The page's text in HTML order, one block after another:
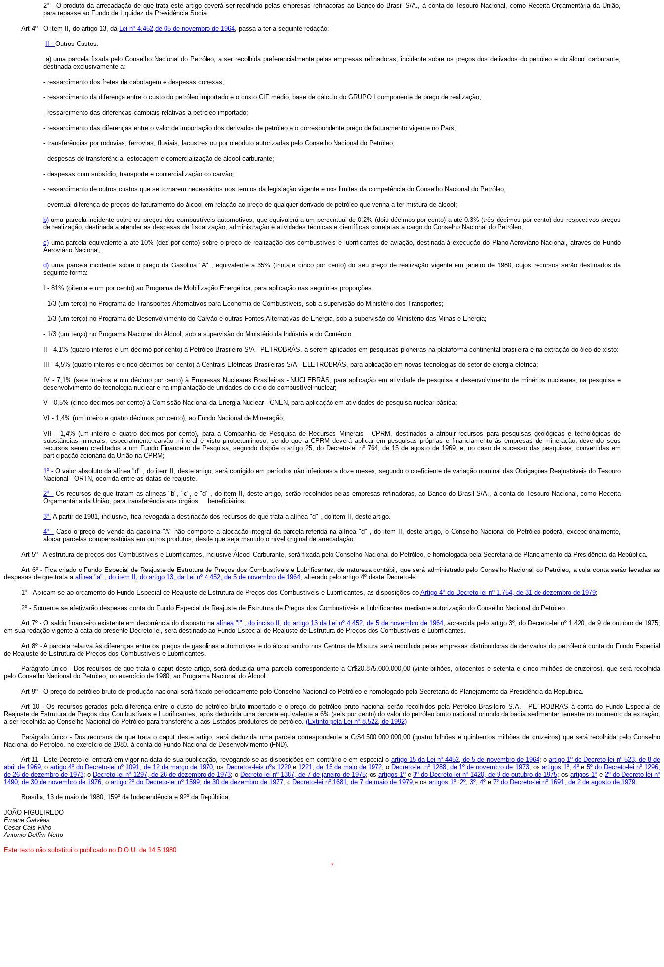
2º - O produto da arrecadação de que trata este artigo deverá ser recolhido pelas empresas refinadoras ao Banco do Brasil S/A., à conta do Tesouro Nacional, como Receita Orçamentária da União,
para repasse ao Fundo de Liquidez da Previdência Social.
Art 4º - O item II, do artigo 13, da Lei nº 4.452,de 05 de novembro de 1964 , passa a ter a seguinte redação:
II - Outros Custos:
a) uma parcela fixada pelo Conselho Nacional do Petróleo, a ser recolhida preferencialmente pelas empresas refinadoras, incidente sobre os preços dos derivados do petróleo e do álcool carburante,
destinada exclusivamente a:
- ressarcimento dos fretes de cabotagem e despesas conexas;
- ressarcimento da diferença entre o custo do petróleo importado e o custo CIF médio, base de cálculo do GRUPO I componente de preço de realização;
- ressarcimento das diferenças cambiais relativas a petróleo importado;
- ressarcimento das diferenças entre o valor de importação dos derivados de petróleo e o correspondente preço de faturamento vigente no País;
- transferências por rodovias, ferrovias, fluviais, lacustres ou por oleoduto autorizadas pelo Conselho Nacional do Petróleo;
- despesas de transferência, estocagem e comercialização de álcool carburante;
- despesas com subsídio, transporte e comercialização do carvão;
- ressarcimento de outros custos que se tornarem necessários nos termos da legislação vigente e nos limites da competência do Conselho Nacional do Petróleo;
- eventual diferença de preços de faturamento do álcool em relação ao preço de qualquer derivado de petróleo que venha a ter mistura de álcool;
b) uma parcela incidente sobre os preços dos combustíveis automotivos, que equivalerá a um percentual de 0,2% (dois décimos por cento) a até 0.3% (três décimos por cento) dos respectivos preços
de realização, destinada a atender as despesas de fiscalização, administração e atividades técnicas e científicas correlatas a cargo do Conselho Nacional do Petróleo;
c) uma parcela equivalente a até 10% (dez por cento) sobre o preço de realização dos combustíveis e lubrificantes de aviação, destinada à execução do Plano Aeroviário Nacional, através do Fundo
Aeroviário Nacional;
d) uma parcela incidente sobre o preço da Gasolina "A" , equivalente a 35% (trinta e cinco por cento) do seu preço de realização vigente em janeiro de 1980, cujos recursos serão destinados da
seguinte forma:
I - 81% (oitenta e um por cento) ao Programa de Mobilização Energética, para aplicação nas seguintes proporções:
- 1/3 (um terço) no Programa de Transportes Alternativos para Economia de Combustíveis, sob a supervisão do Ministério dos Transportes;
- 1/3 (um terço) no Programa de Desenvolvimento do Carvão e outras Fontes Alternativas de Energia, sob a supervisão do Ministério das Minas e Energia;
- 1/3 (um terço) no Programa Nacional do Álcool, sob a supervisão do Ministério da lndústria e do Comércio.
II - 4,1% (quatro inteiros e um décimo por cento) à Petróleo Brasileiro S/A - PETROBRÁS, a serem aplicados em pesquisas pioneiras na plataforma continental brasileira e na extração do óleo de xisto;
III - 4,5% (quatro inteiros e cinco décimos por cento) à Centrais Elétricas Brasileiras S/A - ELETROBRÁS, para aplicação em novas tecnologias do setor de energia elétrica;
IV - 7,1% (sete inteiros e um décimo por cento) à Empresas Nucleares Brasileiras - NUCLEBRÁS, para aplicação em atividade de pesquisa e desenvolvimento de minérios nucleares, na pesquisa e
desenvolvimento de tecnologia nuclear e na implantação de unidades do ciclo do combustível nuclear;
V - 0,5% (cinco décimos por cento) à Comissão Nacional da Energia Nuclear - CNEN, para aplicação em atividades de pesquisa nuclear básica;
VI - 1,4% (um inteiro e quatro décimos por cento), ao Fundo Nacional de Mineração;
VII - 1,4% (um inteiro e quatro décimos por cento), para a Companhia de Pesquisa de Recursos Minerais - CPRM, destinados a atribuir recursos para pesquisas geológicas e tecnológicas de
substâncias minerais, especialmente carvão mineral e xisto pirobetuminoso, sendo que a CPRM deverá aplicar em pesquisas próprias e financiamento às empresas de mineração, devendo seus
recursos serem creditados a um Fundo Financeiro de Pesquisa, segundo dispõe o artigo 25, do Decreto-lei nº 764, de 15 de agosto de 1969, e, no caso de sucesso das pesquisas, convertidas em
participação acionária da União na CPRM;
1º - O valor absoluto da alínea "d" , do item II, deste artigo, será corrigido em períodos não inferiores a doze meses, segundo o coeficiente de variação nominal das Obrigações Reajustáveis do Tesouro
Nacional - ORTN, ocorrida entre as datas de reajuste.
2º -Os recursos de que tratam as alíneas "b", "c", e "d" , do item II, deste artigo, serão recolhidos pelas empresas refinadoras, ao Banco do Brasil S/A., à conta do Tesouro Nacional, como Receita
Orçamentária da União, para transferência aos órgãos beneficiários.
3º- A partir de 1981, inclusive, fica revogada a destinação dos recursos de que trata a alínea "d" , do item II, deste artigo.
4º -Caso o preço de venda da gasolina "A" não comporte a alocação integral da parcela referida na alínea "d" , do item II, deste artigo, o Conselho Nacional do Petróleo poderá, excepcionalmente,
alocar parcelas compensatórias em outros produtos, desde que seja mantido o nível original de arrecadação.
Art 5º - A estrutura de preços dos Combustíveis e Lubrificantes, inclusive Álcool Carburante, será fixada pelo Conselho Nacional do Petróleo, e homologada pela Secretaria de Planejamento da Presidência da República.
Art 6º - Fica criado o Fundo Especial de Reajuste de Estrutura de Preços dos Combustíveis e Lubrificantes, de natureza contábil, que será administrado pelo Conselho Nacional do Petróleo, a cuja conta serão levadas as
despesas de que trata a alínea "a" , do item II, do artigo 13, da Lei nº 4.452, de 5 de novembro de 1964 , alterado pelo artigo 4º deste Decreto-lei.
1º - Aplicam-se ao orçamento do Fundo Especial de Reajuste de Estrutura de Preços dos Combustíveis e Lubrificantes, as disposições do Artigo 4º do Decreto-lei nº 1.754, de 31 de dezembro de 1979;
2º - Somente se efetivarão despesas conta do Fundo Especial de Reajuste de Estrutura de Preços dos Combustíveis e Lubrificantes mediante autorização do Conselho Nacional do Petróleo.
Art 7º - O saldo financeiro existente em decorrência do disposto na alínea "l" , do inciso II, do artigo 13 da Lei nº 4.452, de 5 de novembro de 1964 , acrescida pelo artigo 3º, do Decreto-Iei nº 1.420, de 9 de outubro de 1975,
em sua redação vigente à data do presente Decreto-lei, será destinado ao Fundo Especial de Reajuste de Estrutura de Preços dos Combustíveis e Lubrificantes.
Art 8º - A parcela relativa às diferenças entre os preços de gasolinas automotivas e do álcool anidro nos Centros de Mistura será recolhida pelas empresas distribuidoras de derivados do petróleo à conta do Fundo Especial
de Reajuste de Estrutura de Preços dos Combustíveis e Lubrificantes.
Parágrafo único - Dos recursos de que trata o caput deste artigo, será deduzida uma parcela correspondente a Cr$20.875.000.000,00 (vinte bilhões, oitocentos e setenta e cinco milhões de cruzeiros), que será recolhida
pelo Conselho Nacional do Petróleo, no exercício de 1980, ao Programa Nacional do Álcool.
Art 9º - O preço do petróleo bruto de produção nacional será fixado periodicamente pelo Conselho Nacional do Petróleo e homologado pela Secretaria de Planejamento da Presidência da República.
Art 10 - Os recursos gerados pela diferença entre o custo de petróleo bruto importado e o preço do petróleo bruto nacional serão recolhidos pela Petróleo Brasileiro S.A. - PETROBRÁS à conta do Fundo Especial de
Reajuste de Estrutura de Preços dos Combustíveis e Lubrificantes, após deduzida uma parcela equivalente a 6% (seis por cento) do valor do petróleo bruto nacional oriundo da bacia sedimentar terrestre no momento da extração,
a ser recolhida ao Conselho Nacional do Petróleo para transferência aos Estados produtores de petróleo. (Extinto pela Lei nº 8.522, de 1992)
Parágrafo único - Dos recursos de que trata o caput deste artigo, será deduzida uma parcela correspondente a Cr$4.500.000.000,00 (quatro bilhões e quinhentos milhões de cruzeiros) que será recolhida pelo Conselho
Nacional do Petróleo, no exercício de 1980, à conta do Fundo Nacional de Desenvolvimento (FND).
Art 11 - Este Decreto-lei entrará em vigor na data de sua publicação, revogando-se as disposições em contrário e em especial o artigo 15 da Lei nº 4452, de 5 de novembro de 1964; oartigo 1º do Decreto-lei nº 523, de 8 de
abril de 1969; o artigo 4º do Decreto-lei nº 1091, de 12 de março de 1970; os Decretos-leis nºs 1220e 1221, de 15 de maio de 1972; o Decreto-lei nº 1288, de 1º de novembro de 1973; os artigos 1º ,4º e 5º do Decreto-lei nº 1296,
de 26 de dezembro de 1973; o Decreto-lei nº 1297, de 26 de dezembro de 1973; o Decreto-lei nº 1387, de 7 de janeiro de 1975; os artigos 1ºe 3º do Decreto-lei nº 1420, de 9 de outubro de 1975; os artigos 1ºe 2º do Decreto-lei nº
1490, de 30 de novembro de 1976; o artigo 2º do Decreto-lei nº 1599, de 30 de dezembro de 1977; o Decreto-lei nº 1681, de 7 de maio de 1979;e os artigos 1º 2º 3º 4º e 7º do Decreto-lei nº 1691, de 2 de agosto de 1979
Brasília, 13 de maio de 1980; 159º da Independência e 92º da República.
JOÃO FIGUEIREDO
Ernane Galvêas
Cesar Cals Filho
Antonio Delfim Netto
Este texto não substitui o publicado no D.O.U. de 14.5.1980
*